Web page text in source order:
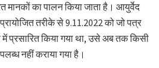
मानकों का पालन किया जाता है। आयुर्वेद
प्रायोजित तरीके से 9.11.2022 को जो पत्र
प्रसारित किया गया था, उसे अब तक किसी
नहीं कराया गया है।